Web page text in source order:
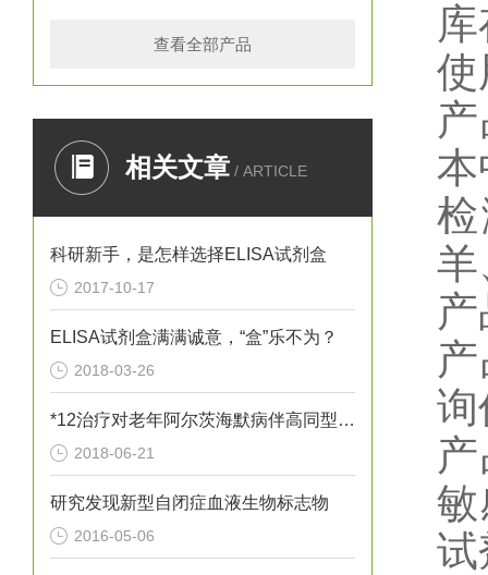
查看全部产品
相关文章 / ARTICLE
科研新手，是怎样选择ELISA试剂盒
2017-10-17
ELISA试剂盒满满诚意，“盒”乐不为？
2018-03-26
*12治疗对老年阿尔茨海默病伴高同型半胱胺酸血症患者血清炎性因子
2018-06-21
研究发现新型自闭症血液生物标志物
2016-05-06
使
本
羊
询
敏
试